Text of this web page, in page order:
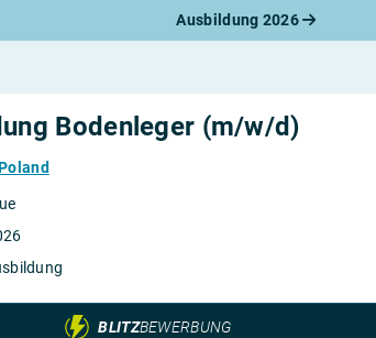
Ausbildung 2026
Bewerbung
Check
Bodenleger (m/w/d)
BLITZBEWERBUNG